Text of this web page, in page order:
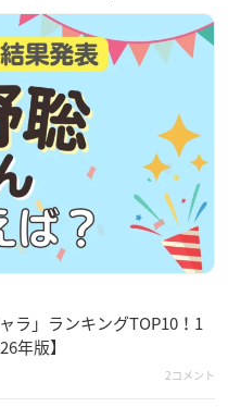
ラ」ランキングTOP10！1
年版】
2コメント